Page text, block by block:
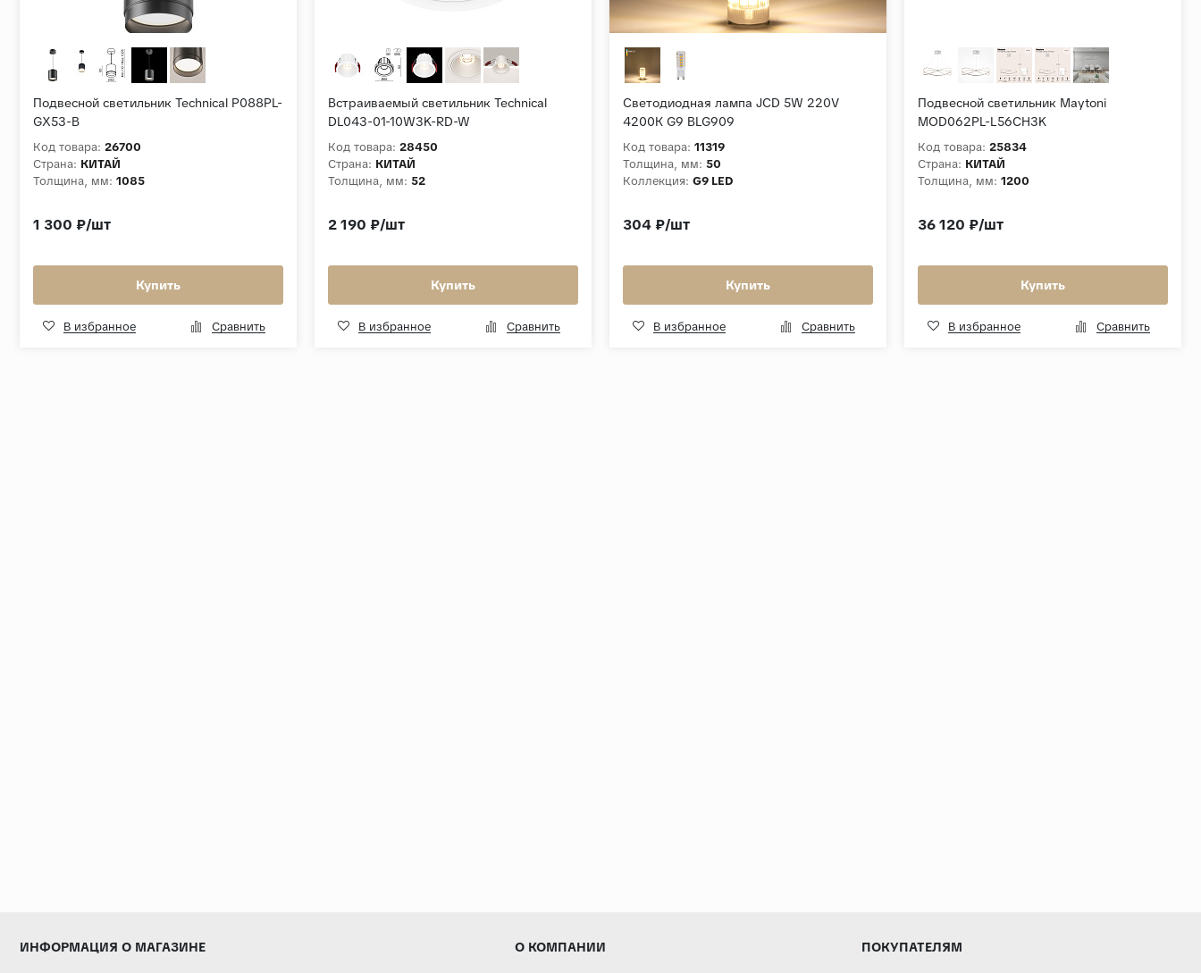
Подвесной светильник Technical P088PL-
GX53-B
Код товара: 26700
Страна: КИТАЙ
Толщина, мм: 1085
1 300 ₽/шт
Купить
В избранное Сравнить
Встраиваемый светильник Technical
DL043-01-10W3K-RD-W
Код товара: 28450
Страна: КИТАЙ
Толщина, мм: 52
2 190 ₽/шт
Купить
В избранное Сравнить
Светодиодная лампа JCD 5W 220V
4200К G9 BLG909
Код товара: 11319
Толщина, мм: 50
Коллекция: G9 LED
304 ₽/шт
Купить
В избранное Сравнить
Подвесной светильник Maytoni
MOD062PL-L56CH3K
Код товара: 25834
Страна: КИТАЙ
Толщина, мм: 1200
36 120 ₽/шт
Купить
В избранное Сравнить
ИНФОРМАЦИЯ О МАГАЗИНЕ О КОМПАНИИ ПОКУПАТЕЛЯМ